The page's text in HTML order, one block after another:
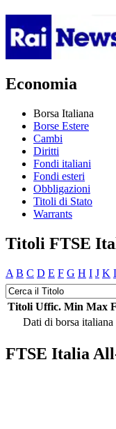
Economia
Borsa Italiana
Borse Estere
Cambi
Diritti
Fondi italiani
Fondi esteri
Obbligazioni
Titoli di Stato
Warrants
Titoli FTSE
A B C D E F G H I J K
Titoli Uffic. Min Max
Dati di borsa
FTSE Italia